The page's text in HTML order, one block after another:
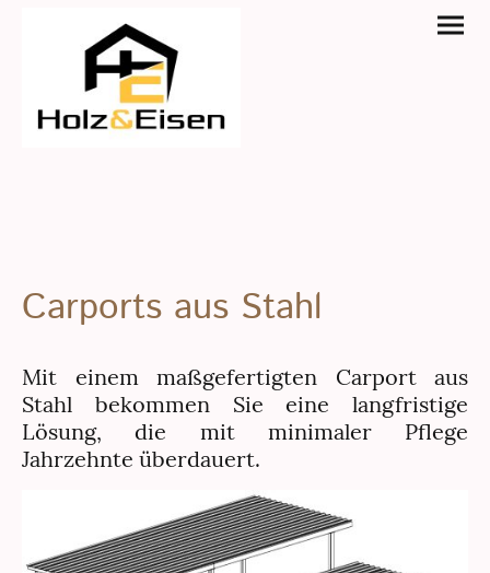
Carports aus Stahl
Mit einem maßgefertigten Carport aus
Stahl bekommen Sie eine langfristige
Lösung, die mit minimaler Pflege
Jahrzehnte überdauert.